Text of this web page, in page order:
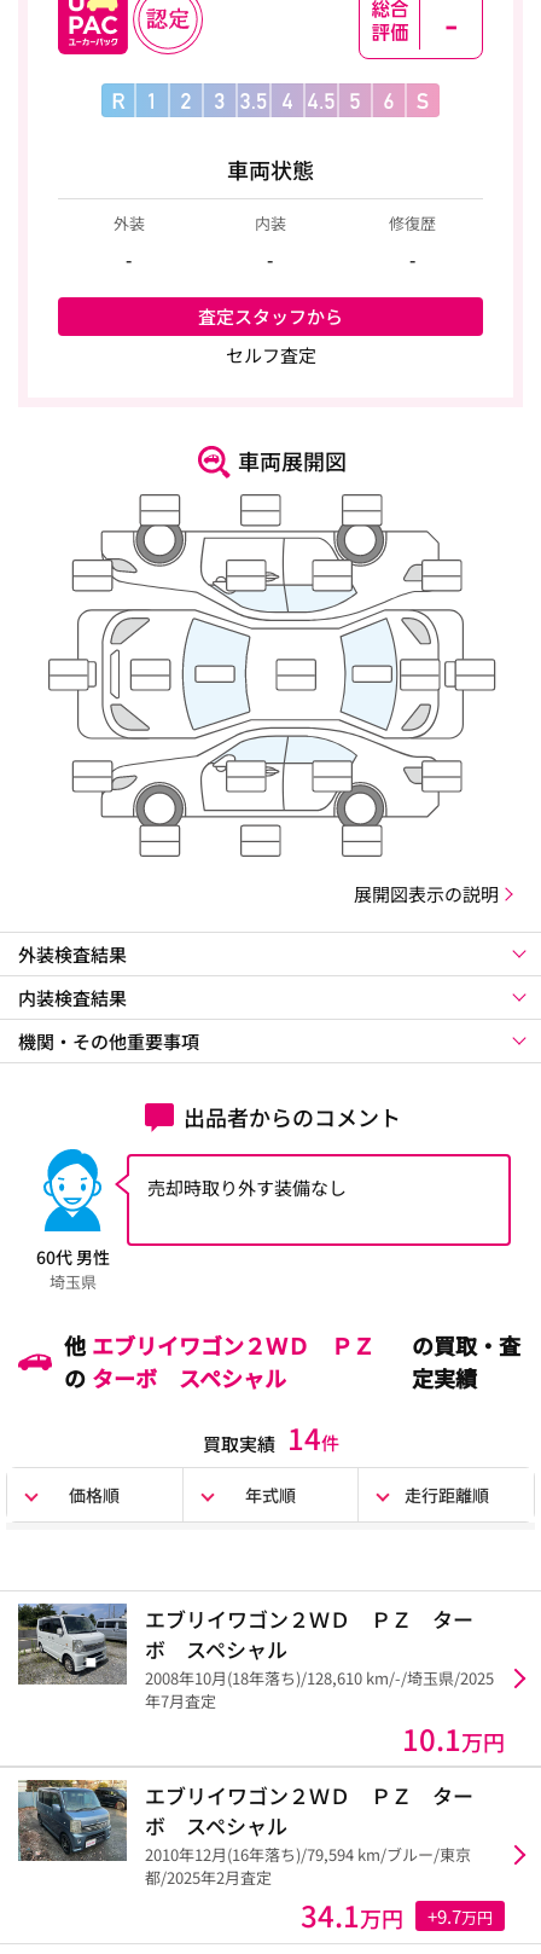
-
車両状態
外装
-
内装
-
修復歴
-
査定スタッフから
セルフ査定
車両展開図
展開図表示の説明
外装検査結果
内装検査結果
機関・その他重要事項
出品者からのコメント
60代 男性
埼玉県
売却時取り外す装備なし
他
の
エブリイワゴン２ＷＤ ＰＺ
ターボ スペシャル
の買取・査
定実績
買取実績 14件
価格順 年式順 走行距離順
エブリイワゴン２ＷＤ ＰＺ ター
ボ スペシャル
2008年10月(18年落ち)/128,610 km/-/埼玉県/2025
年7月査定
10.1万円
エブリイワゴン２ＷＤ ＰＺ ター
ボ スペシャル
2010年12月(16年落ち)/79,594 km/ブルー/東京
都/2025年2月査定
34.1万円 +9.7万円